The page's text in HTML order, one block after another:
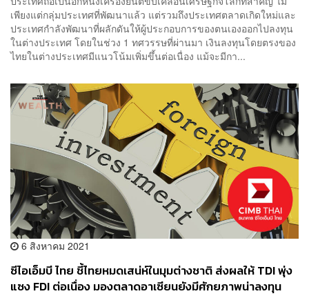
เพียงแต่กลุ่มประเทศที่พัฒนาแล้ว แต่รวมถึงประเทศตลาดเกิดใหม่และ
ประเทศกำลังพัฒนาที่ผลักดันให้ผู้ประกอบการของตนเองออกไปลงทุน
ในต่างประเทศ โดยในช่วง 1 ทศวรรษที่ผ่านมา เงินลงทุนโดยตรงของ
ไทยในต่างประเทศมีแนวโน้มเพิ่มขึ้นต่อเนื่อง แม้จะมีกา...
6 สิงหาคม 2021
ซีไอเอ็มบี ไทย ชี้ไทยหมดเสน่ห์ในมุมต่างชาติ ส่งผลให้ TDI พุ่ง
แซง FDI ต่อเนื่อง มองตลาดอาเซียนยังมีศักยภาพน่าลงทุน